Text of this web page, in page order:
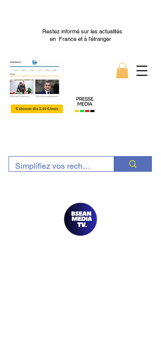
Restez informé sur les actualités
en France et à l’étranger